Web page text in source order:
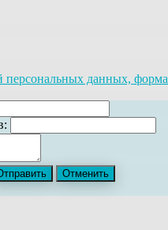
персональных данных, форма